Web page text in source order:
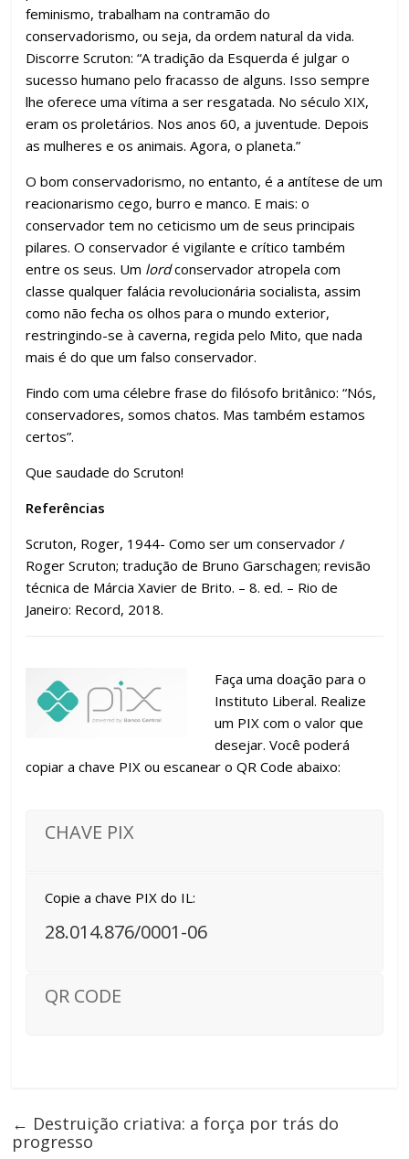
feminismo, trabalham na contramão do
conservadorismo, ou seja, da ordem natural da vida.
Discorre Scruton: “A tradição da Esquerda é julgar o
sucesso humano pelo fracasso de alguns. Isso sempre
lhe oferece uma vítima a ser resgatada. No século XIX,
eram os proletários. Nos anos 60, a juventude. Depois
as mulheres e os animais. Agora, o planeta.”
O bom conservadorismo, no entanto, é a antítese de um
reacionarismo cego, burro e manco. E mais: o
conservador tem no ceticismo um de seus principais
pilares. O conservador é vigilante e crítico também
entre os seus. Um lordconservador atropela com
classe qualquer falácia revolucionária socialista, assim
como não fecha os olhos para o mundo exterior,
restringindo-se à caverna, regida pelo Mito, que nada
mais é do que um falso conservador.
Findo com uma célebre frase do filósofo britânico: “Nós,
conservadores, somos chatos. Mas também estamos
certos”.
Que saudade do Scruton!
Referências
Scruton, Roger, 1944- Como ser um conservador /
Roger Scruton; tradução de Bruno Garschagen; revisão
técnica de Márcia Xavier de Brito. – 8. ed. – Rio de
Janeiro: Record, 2018.
Faça uma doação para o
Instituto Liberal. Realize
um PIX com o valor que
desejar. Você poderá
copiar a chave PIX ou escanear o QR Code abaixo:
CHAVE PIX
Copie a chave PIX do IL:
28.014.876/0001-06
QR CODE
← Destruição criativa: a força por trás do
progresso